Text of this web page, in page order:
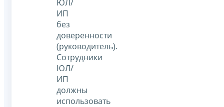
ЮЛ/
ИП
без
доверенности
(руководитель).
Сотрудники
ЮЛ/
ИП
должны
использовать